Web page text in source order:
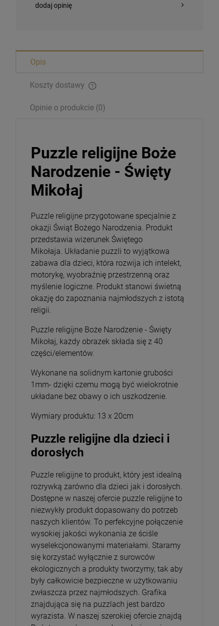
Bransoletka Benedyktyńska
16,00 zł
DO KOSZYKA
dodaj opinię
Opis
Koszty dostawy
Opinie o produkcie (0)
Puzzle religijne Boże
Narodzenie - Święty
Mikołaj
Puzzle religijne przygotowane specjalnie z
okazji Świąt Bożego Narodzenia. Produkt
przedstawia wizerunek Świętego
Mikołaja. Układanie puzzli to wyjątkowa
zabawa dla dzieci, która rozwija ich intelekt,
motorykę, wyobraźnię przestrzenną oraz
myślenie logiczne. Produkt stanowi świetną
okazję do zapoznania najmłodszych z istotą
religii.
Puzzle religijne Boże Narodzenie - Święty
Mikołaj, każdy obrazek składa się z 40
części/elementów.
Wykonane na solidnym kartonie grubości
1mm- dzięki czemu mogą być wielokrotnie
układane bez obawy o ich uszkodzenie.
Wymiary produktu: 13 x 20cm
Puzzle religijne dla dzieci i
dorosłych
Puzzle religijne to produkt, który jest idealną
rozrywką zarówno dla dzieci jak i dorosłych.
Dostępne w naszej ofercie puzzle religijne to
niezwykły produkt dopasowany do potrzeb
naszych klientów. To perfekcyjne połączenie
wysokiej jakości wykonania ze ściśle
wyselekcjonowanymi materiałami. Staramy
się korzystać wyłącznie z surowców
ekologicznych a produkty tworzymy, tak aby
były całkowicie bezpieczne w użytkowaniu
zwłaszcza przez najmłodszych. Grafika
znajdująca się na puzzlach jest bardzo
wyrazista. W naszej szerokiej ofercie znajdą